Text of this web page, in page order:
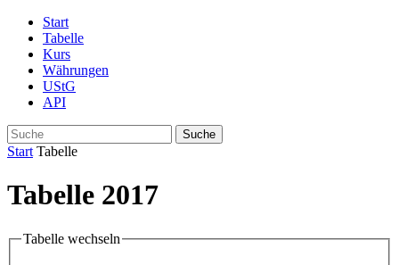
Start
Tabelle
Kurs
Währungen
UStG
API
Suche
Start Tabelle
Tabelle 2017
Tabelle wechseln